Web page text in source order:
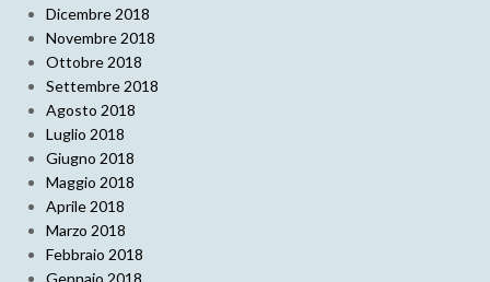
Dicembre 2018
Novembre 2018
Ottobre 2018
Settembre 2018
Agosto 2018
Luglio 2018
Giugno 2018
Maggio 2018
Aprile 2018
Marzo 2018
Febbraio 2018
Gennaio 2018